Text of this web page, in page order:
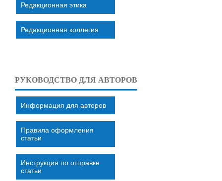
Редакционная этика
Редакционная коллегия
РУКОВОДСТВО ДЛЯ АВТОРОВ
Информация для авторов
Правила оформления
статьи
Инструкция по отправке
статьи